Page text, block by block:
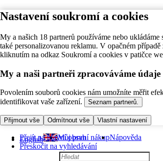
Nastavení soukromí a cookies
My a našich 18 partnerů používáme nebo
také personalizovanou reklamu. V opačném
kliknutím na odkaz Soukromí a cookies v patičce
My a naši partneři zpracováváme
Povolením souborů cookies nám umožníte měřit
identifikovat vaše zařízení.
Seznam partnerů.
Přijmout vše Odmítnout vše Vlastní nastavení
Přejít na hlavní obsah
Přeskočit na vyhledávání
English Můj první nákupNápověda